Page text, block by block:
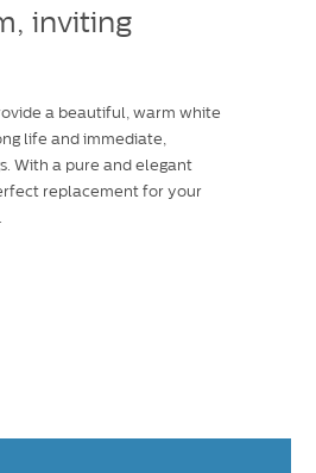
inviting
a beautiful, warm white
life and immediate,
With a pure and elegant
replacement for your